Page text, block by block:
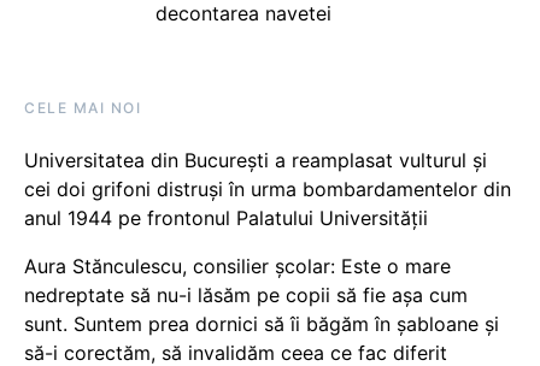
decontarea navetei
CELE MAI NOI
Universitatea din București a reamplasat vulturul și
cei doi grifoni distruși în urma bombardamentelor din
anul 1944 pe frontonul Palatului Universității
Aura Stănculescu, consilier școlar: Este o mare
nedreptate să nu-i lăsăm pe copii să fie așa cum
sunt. Suntem prea dornici să îi băgăm în șabloane și
să-i corectăm, să invalidăm ceea ce fac diferit